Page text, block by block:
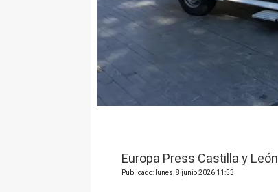
Europa Press Castilla y León
Publicado: lunes, 8 junio 2026 11:53